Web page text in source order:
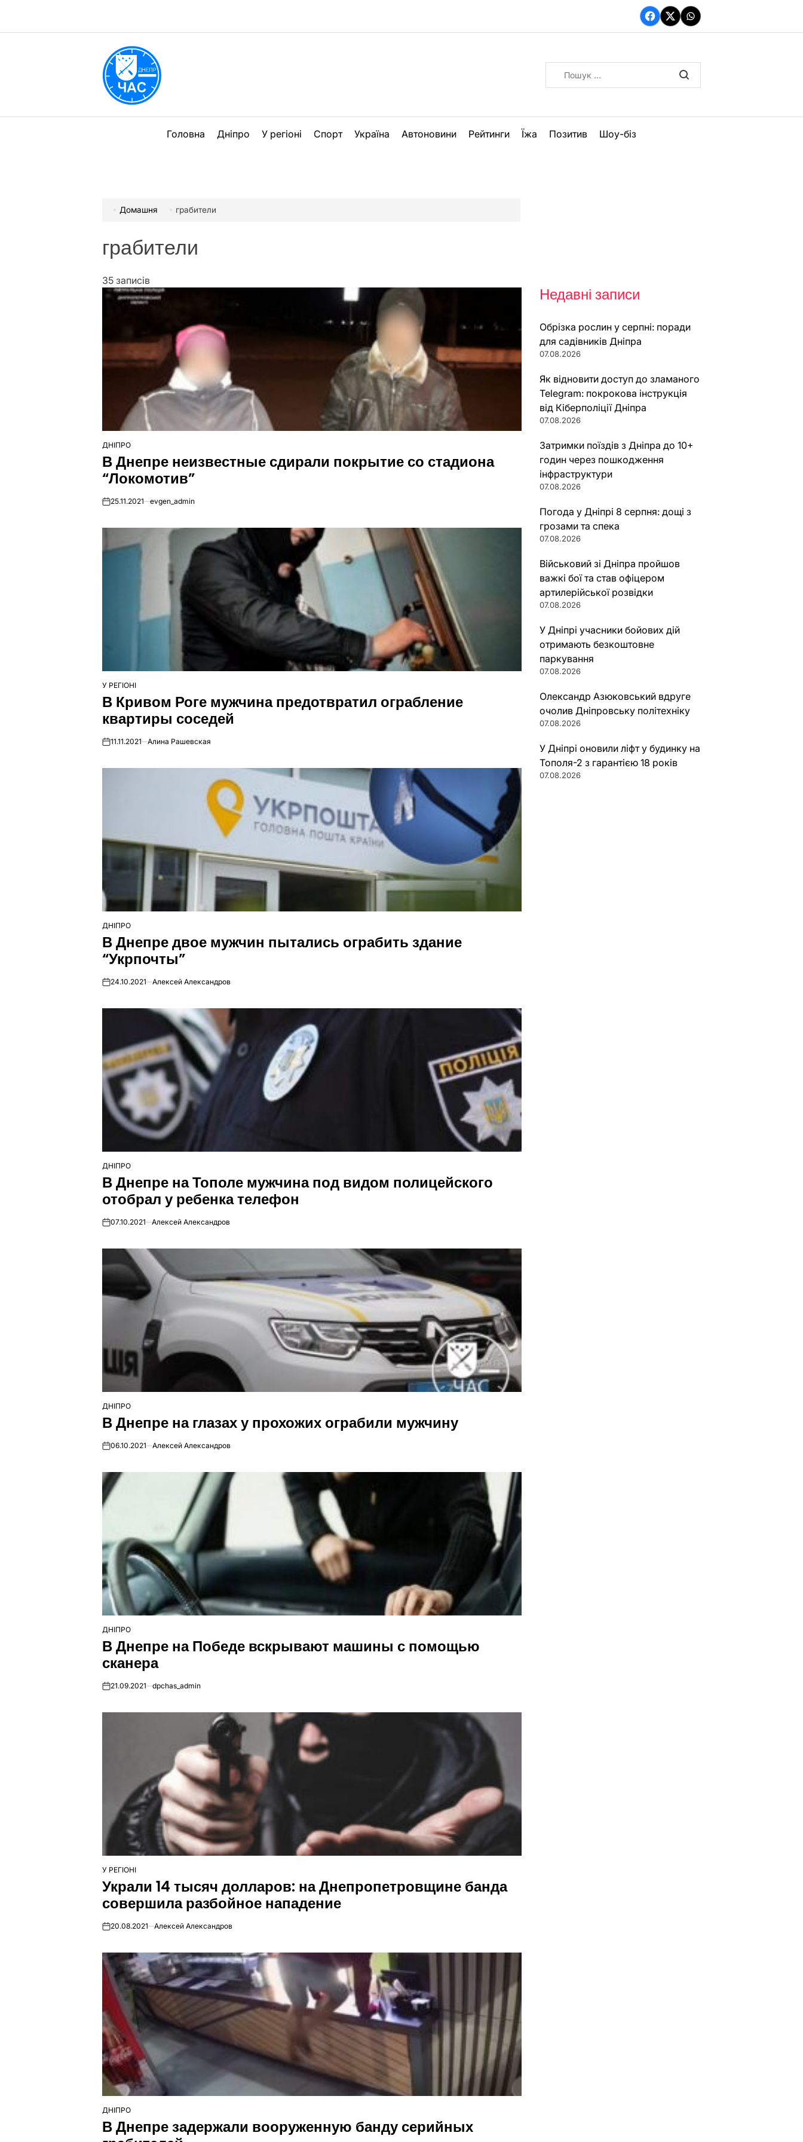
вмісту
Facebook
TwitterWhatsApp
Головна Дніпро У регіоні Спорт Україна Автоновини Рейтинги Їжа Позитив Шоу-біз
Домашня грабители
грабители
35 записів
ОПУБЛІКУВАТИ
У
ДНІПРО
В Днепре неизвестные сдирали покрытие со стадиона
“Локомотив”
on25.11.2021 evgen_admin
ОПУБЛІКУВАТИ
У
У РЕГІОНІ
В Кривом Роге мужчина предотвратил ограбление
квартиры соседей
on11.11.2021 Алина Рашевская
ОПУБЛІКУВАТИ
У
ДНІПРО
В Днепре двое мужчин пытались ограбить здание
“Укрпочты”
on24.10.2021 Алексей Александров
ОПУБЛІКУВАТИ
У
ДНІПРО
В Днепре на Тополе мужчина под видом полицейского
отобрал у ребенка телефон
on07.10.2021 Алексей Александров
ОПУБЛІКУВАТИ
У
ДНІПРО
В Днепре на глазах у прохожих ограбили мужчину
on06.10.2021 Алексей Александров
ОПУБЛІКУВАТИ
У
ДНІПРО
В Днепре на Победе вскрывают машины с помощью
сканера
on21.09.2021 dpchas_admin
ОПУБЛІКУВАТИ
У
У РЕГІОНІ
Украли 14 тысяч долларов: на Днепропетровщине банда
совершила разбойное нападение
on20.08.2021 Алексей Александров
ОПУБЛІКУВАТИ
У
ДНІПРО
В Днепре задержали вооруженную банду серийных
Недавні записи
Обрізка рослин у серпні: поради
для садівників Дніпра
07.08.2026
Як відновити доступ до зламаного
Telegram: покрокова інструкція
від Кіберполіції Дніпра
07.08.2026
Затримки поїздів з Дніпра до 10+
годин через пошкодження
інфраструктури
07.08.2026
Погода у Дніпрі 8 серпня: дощі з
грозами та спека
07.08.2026
Військовий зі Дніпра пройшов
важкі бої та став офіцером
артилерійської розвідки
07.08.2026
У Дніпрі учасники бойових дій
отримають безкоштовне
паркування
07.08.2026
Олександр Азюковський вдруге
очолив Дніпровську політехніку
07.08.2026
У Дніпрі оновили ліфт у будинку на
Тополя-2 з гарантією 18 років
07.08.2026